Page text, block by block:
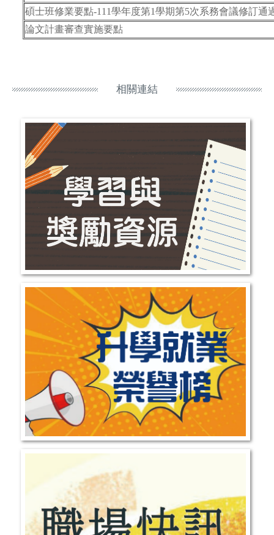
碩士班修業要點-111學年度第1學期第5次系務會議修訂通
論文計畫審查實施要點
相關連結